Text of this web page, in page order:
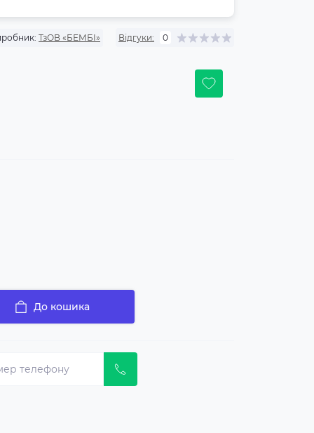
ТзОВ «БЕМБІ» Відгуки: 0
До кошика